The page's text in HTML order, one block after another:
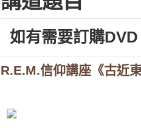
如有需要訂購
R.E.M.信仰講座《古近